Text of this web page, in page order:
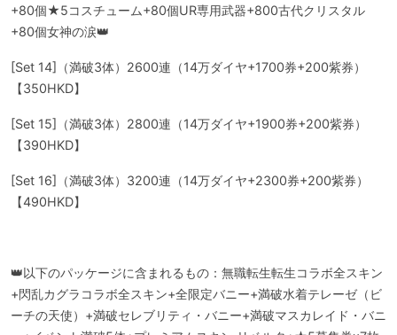
+80個★5コスチューム+80個UR専用武器+800古代クリスタル
+80個女神の涙👑
[Set 14]（満破3体）2600連（14万ダイヤ+1700券+200紫券）
【350HKD】
[Set 15]（満破3体）2800連（14万ダイヤ+1900券+200紫券）
【390HKD】
[Set 16]（満破3体）3200連（14万ダイヤ+2300券+200紫券）
【490HKD】
👑以下のパッケージに含まれるもの：無職転生転生コラボ全スキン
+閃乱カグラコラボ全スキン+全限定バニー+満破水着テレーゼ（ビ
ーチの天使）+満破セレブリティ・バニー+満破マスカレイド・バニ